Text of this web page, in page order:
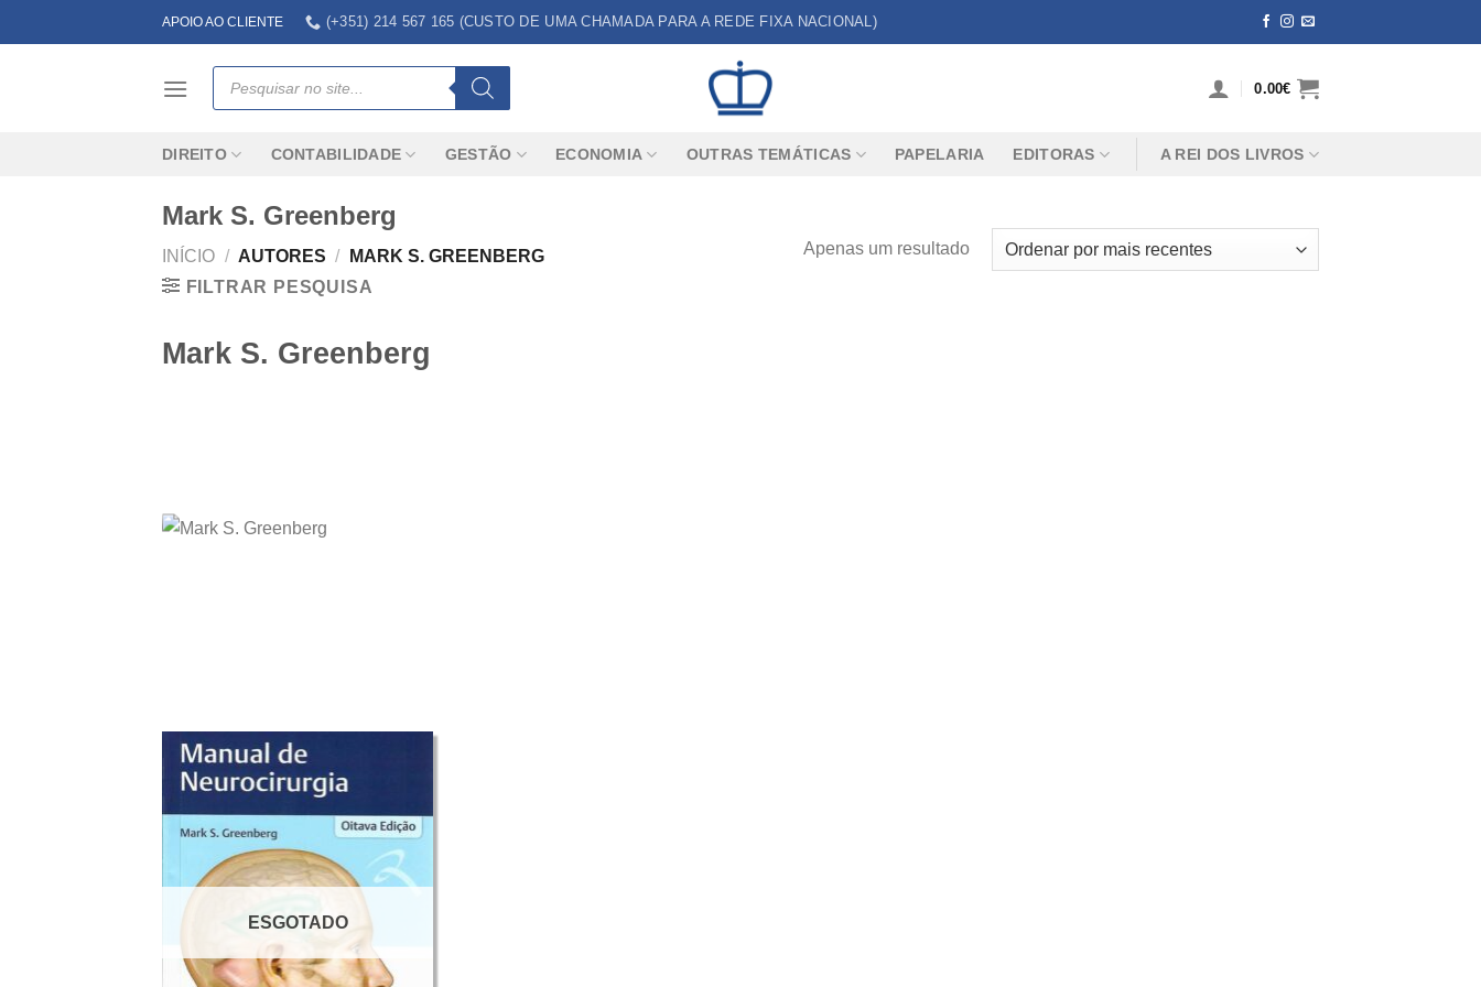
to
APOIO AO CLIENTE (+351) 214 567 165 (CUSTO DE UMA CHAMADA PARA A REDE FIXA NACIONAL)
Products
search
0.00€
DIREITO CONTABILIDADE GESTÃO ECONOMIA OUTRAS TEMÁTICAS PAPELARIA EDITORAS A REI DOS LIVROS
Mark S. Greenberg
INÍCIO / AUTORES /
MARK S. GREENBERG
FILTRAR PESQUISA
Apenas um resultado
Mark S. Greenberg
ESGOTADO